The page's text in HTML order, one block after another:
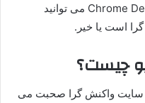
مختلف یا استفاده از Chrome Developer Tools می توانید
است یا خیر.
چیست؟
سایت واکنش گرا صحبت می